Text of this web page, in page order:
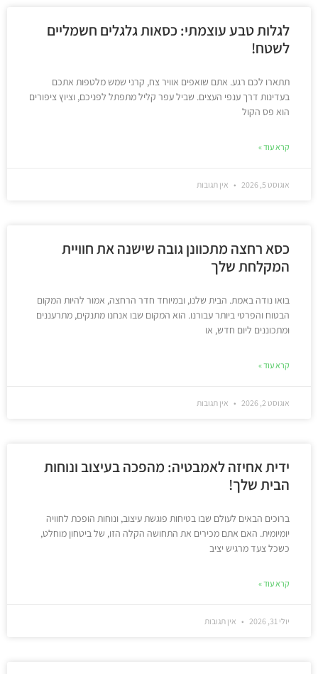
לגלות טבע עוצמתי: כסאות גלגלים חשמליים
לשטח!
תתארו לכם רגע. אתם שואפים אוויר צח, קרני שמש מלטפות אתכם
בעדינות דרך ענפי העצים. שביל עפר קליל מתפתל לפניכם, וציוץ ציפורים
הוא פס הקול
קרא עוד »
אוגוסט 5, 2026 אין תגובות
כסא רחצה מתכוונן גובה שישנה את חוויית
המקלחת שלך
בואו נודה באמת. הבית שלנו, ובמיוחד חדר הרחצה, אמור להיות המקום
הבטוח והפרטי ביותר עבורנו. הוא המקום שבו אנחנו מתנקים, מתרעננים
ומתכוננים ליום חדש, או
קרא עוד »
אוגוסט 2, 2026 אין תגובות
ידית אחיזה לאמבטיה: מהפכה בעיצוב ונוחות
הבית שלך!
ברוכים הבאים לעולם שבו בטיחות פוגשת עיצוב, ונוחות הופכת לחוויה
יומיומית. האם אתם מכירים את התחושה הקלה הזו, של ביטחון מוחלט,
כשכל צעד מרגיש יציב
קרא עוד »
יולי 31, 2026 אין תגובות